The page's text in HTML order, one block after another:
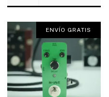
ENVÍO GRATIS